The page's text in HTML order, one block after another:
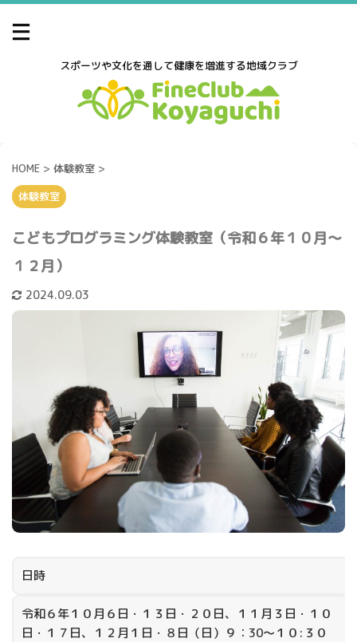
スポーツや文化を通して健康を増進する地域クラブ
HOME > 体験教室 >
体験教室
こどもプログラミング体験教室（令和６年１０月～
１２月）
2024.09.03
日時
令和６年１０月６日・１３日・２０日、１１月３日・１０
日・１７日、１２月１日・８日（日）９：30～１０:３０